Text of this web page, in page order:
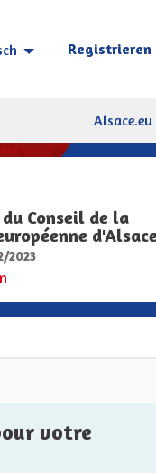
Choisir la langue
Registrieren
Alsace.eu
Conseil de la
2023
votre